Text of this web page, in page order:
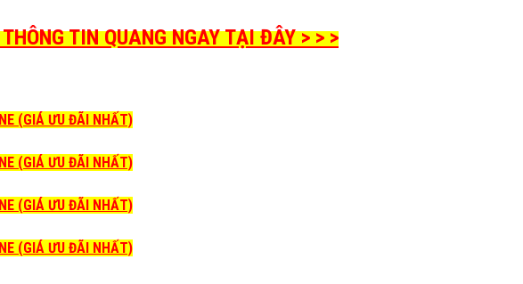
TIN QUANG NGAY TẠI ĐÂY > > >
(GIÁ ƯU ĐÃI NHẤT)
(GIÁ ƯU ĐÃI NHẤT)
(GIÁ ƯU ĐÃI NHẤT)
(GIÁ ƯU ĐÃI NHẤT)